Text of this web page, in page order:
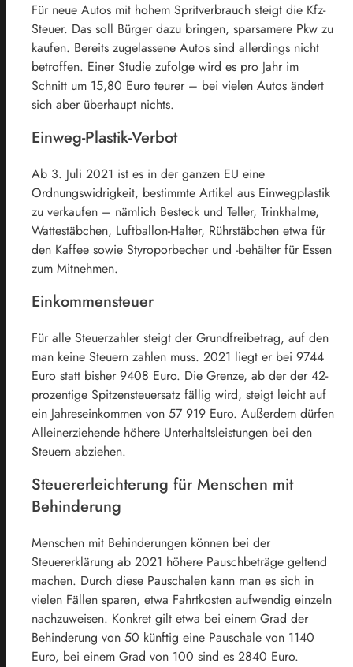
Für neue Autos mit hohem Spritverbrauch steigt die Kfz-
Steuer. Das soll Bürger dazu bringen, sparsamere Pkw zu
kaufen. Bereits zugelassene Autos sind allerdings nicht
betroffen. Einer Studie zufolge wird es pro Jahr im
Schnitt um 15,80 Euro teurer – bei vielen Autos ändert
sich aber überhaupt nichts.
Einweg-Plastik-Verbot
Ab 3. Juli 2021 ist es in der ganzen EU eine
Ordnungswidrigkeit, bestimmte Artikel aus Einwegplastik
zu verkaufen – nämlich Besteck und Teller, Trinkhalme,
Wattestäbchen, Luftballon-Halter, Rührstäbchen etwa für
den Kaffee sowie Styroporbecher und -behälter für Essen
zum Mitnehmen.
Einkommensteuer
Für alle Steuerzahler steigt der Grundfreibetrag, auf den
man keine Steuern zahlen muss. 2021 liegt er bei 9744
Euro statt bisher 9408 Euro. Die Grenze, ab der der 42-
prozentige Spitzensteuersatz fällig wird, steigt leicht auf
ein Jahreseinkommen von 57 919 Euro. Außerdem dürfen
Alleinerziehende höhere Unterhaltsleistungen bei den
Steuern abziehen.
Steuererleichterung für Menschen mit
Behinderung
Menschen mit Behinderungen können bei der
Steuererklärung ab 2021 höhere Pauschbeträge geltend
machen. Durch diese Pauschalen kann man es sich in
vielen Fällen sparen, etwa Fahrtkosten aufwendig einzeln
nachzuweisen. Konkret gilt etwa bei einem Grad der
Behinderung von 50 künftig eine Pauschale von 1140
Euro, bei einem Grad von 100 sind es 2840 Euro.